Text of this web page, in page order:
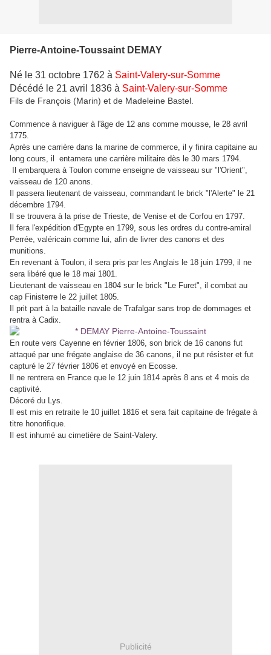
Pierre-Antoine-Toussaint DEMAY
Né le 31 octobre 1762 à Saint-Valery-sur-Somme
Décédé le 21 avril 1836 à Saint-Valery-sur-Somme
Fils de François (Marin) et de Madeleine Bastel.
Commence à naviguer à l'âge de 12 ans comme mousse, le 28 avril
1775.
Après une carrière dans la marine de commerce, il y finira capitaine au
long cours, il entamera une carrière militaire dès le 30 mars 1794.
Il embarquera à Toulon comme enseigne de vaisseau sur "l'Orient",
vaisseau de 120 anons.
Il passera lieutenant de vaisseau, commandant le brick "l'Alerte" le 21
décembre 1794.
Il se trouvera à la prise de Trieste, de Venise et de Corfou en 1797.
Il fera l'expédition d'Egypte en 1799, sous les ordres du contre-amiral
Perrée, valéricain comme lui, afin de livrer des canons et des
munitions.
En revenant à Toulon, il sera pris par les Anglais le 18 juin 1799, il ne
sera libéré que le 18 mai 1801.
Lieutenant de vaisseau en 1804 sur le brick "Le Furet", il combat au
cap Finisterre le 22 juillet 1805.
Il prit part à la bataille navale de Trafalgar sans trop de dommages et
rentra à Cadix.
En route vers Cayenne en février 1806, son brick de 16 canons fut
attaqué par une frégate anglaise de 36 canons, il ne put résister et fut
capturé le 27 février 1806 et envoyé en Ecosse.
Il ne rentrera en France que le 12 juin 1814 après 8 ans et 4 mois de
captivité.
Décoré du Lys.
Il est mis en retraite le 10 juillet 1816 et sera fait capitaine de frégate à
titre honorifique.
Il est inhumé au cimetière de Saint-Valery.
Publicité